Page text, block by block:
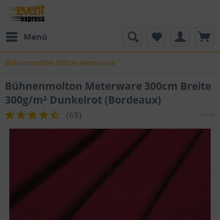
Menü
Bühnenmolton 300cm Meterware
Bühnenmolton Meterware 300cm Breite
300g/m² Dunkelrot (Bordeaux)
(68)